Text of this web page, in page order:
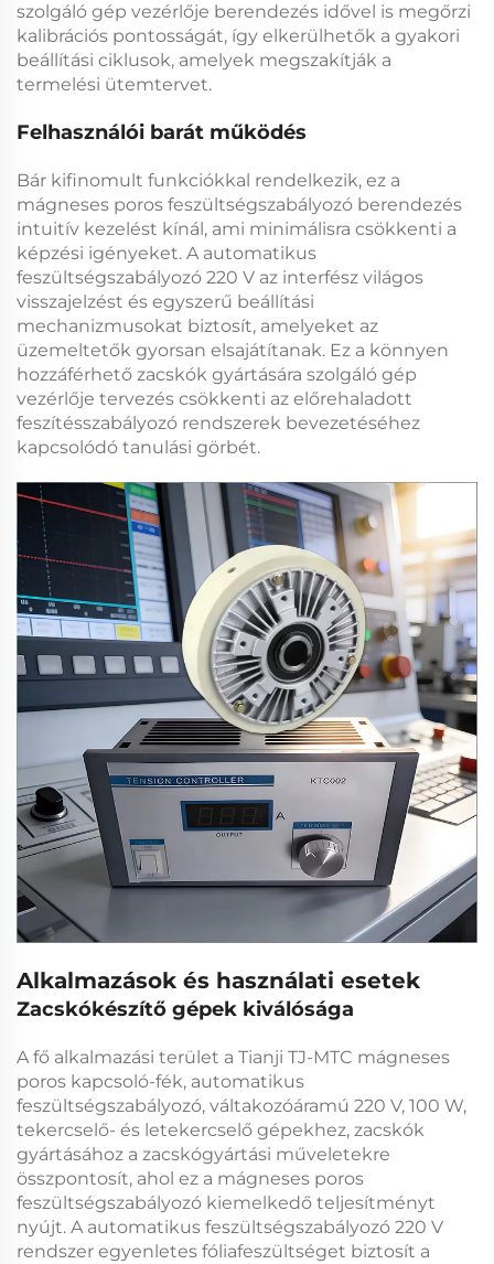
szolgáló gép vezérlője berendezés idővel is megőrzi
kalibrációs pontosságát, így elkerülhetők a gyakori
beállítási ciklusok, amelyek megszakítják a
termelési ütemtervet.
Felhasználói barát működés
Bár kifinomult funkciókkal rendelkezik, ez a
mágneses poros feszültségszabályozó berendezés
intuitív kezelést kínál, ami minimálisra csökkenti a
képzési igényeket. A automatikus
feszültségszabályozó 220 V az interfész világos
visszajelzést és egyszerű beállítási
mechanizmusokat biztosít, amelyeket az
üzemeltetők gyorsan elsajátítanak. Ez a könnyen
hozzáférhető zacskók gyártására szolgáló gép
vezérlője tervezés csökkenti az előrehaladott
feszítésszabályozó rendszerek bevezetéséhez
kapcsolódó tanulási görbét.
Alkalmazások és használati esetek
Zacskókészítő gépek kiválósága
A fő alkalmazási terület a Tianji TJ-MTC mágneses
poros kapcsoló-fék, automatikus
feszültségszabályozó, váltakozóáramú 220 V, 100 W,
tekercselő- és letekercselő gépekhez, zacskók
gyártásához a zacskógyártási műveletekre
összpontosít, ahol ez a mágneses poros
feszültségszabályozó kiemelkedő teljesítményt
nyújt. A automatikus feszültségszabályozó 220 V
rendszer egyenletes fóliafeszültséget biztosít a